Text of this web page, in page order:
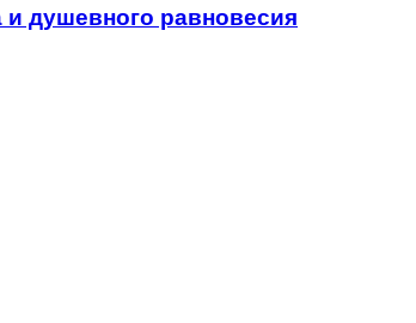
и душевного равновесия